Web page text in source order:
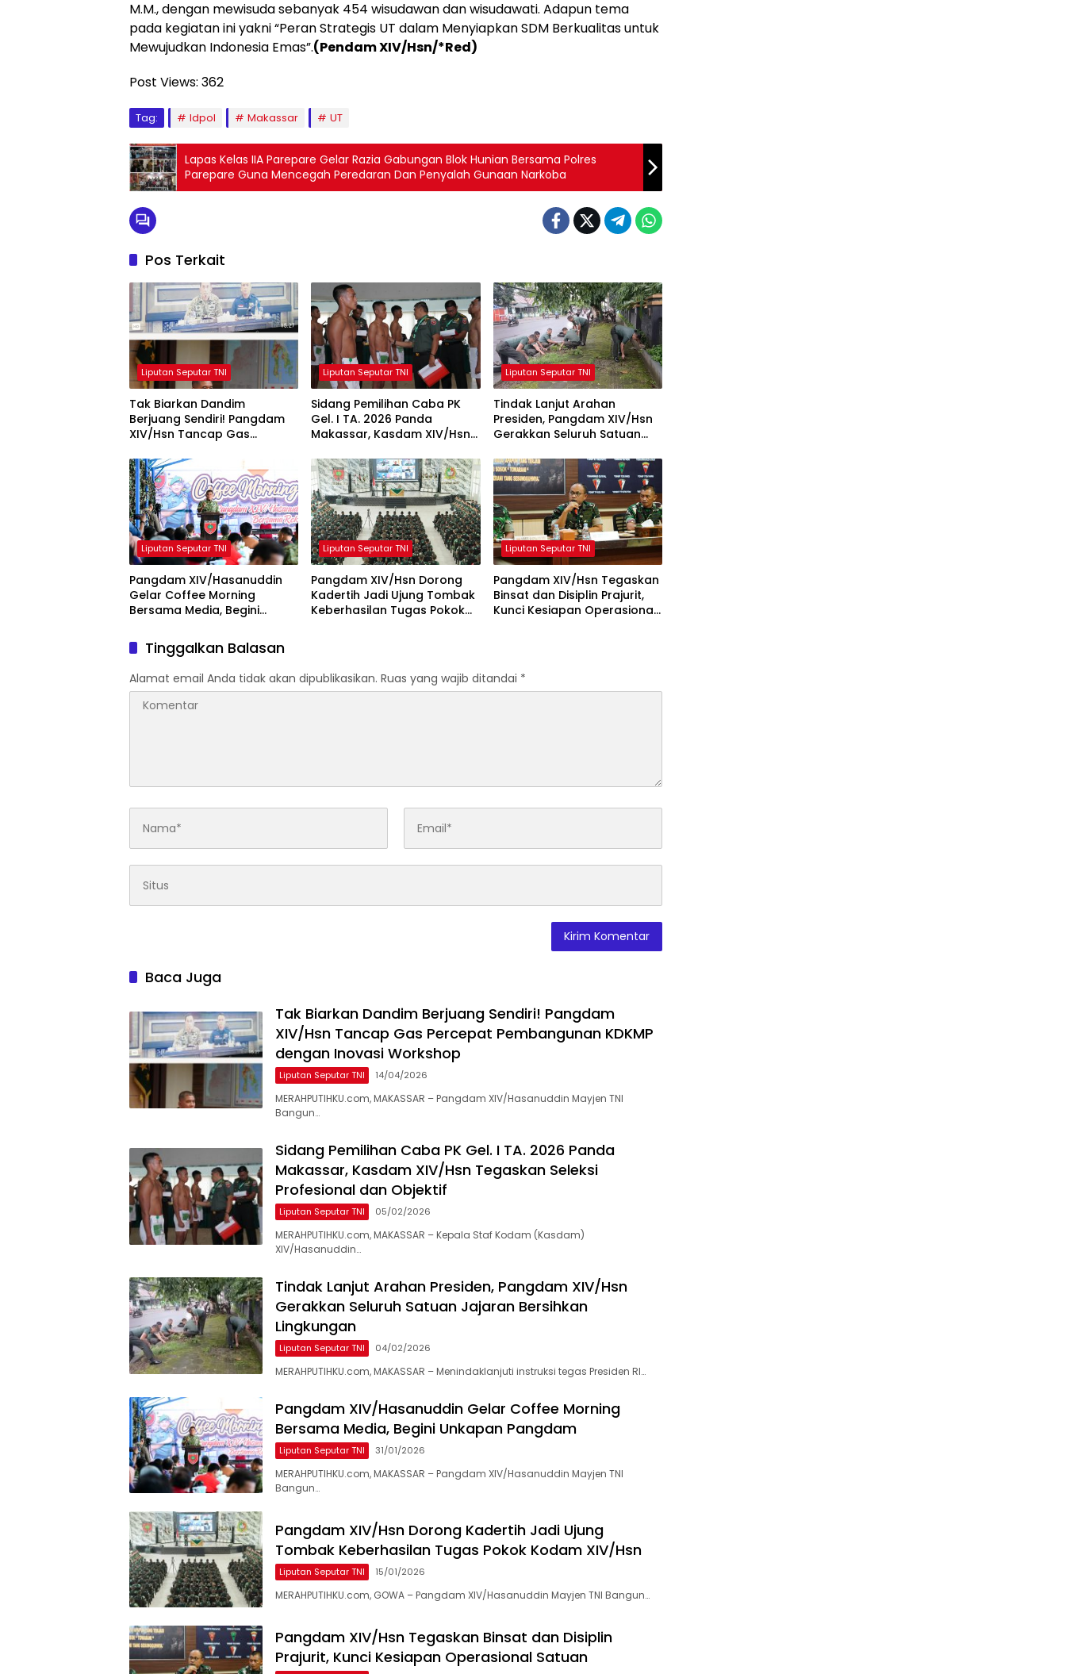
M.M., dengan mewisuda sebanyak 454 wisudawan dan wisudawati. Adapun tema
pada kegiatan ini yakni “Peran Strategis UT dalam Menyiapkan SDM Berkualitas untuk
Mewujudkan Indonesia Emas”.(Pendam XIV/Hsn/*Red)
Post Views: 362
Tag: Idpol Makassar UT
Lapas Kelas IIA Parepare Gelar Razia Gabungan Blok Hunian Bersama Polres
Parepare Guna Mencegah Peredaran Dan Penyalah Gunaan Narkoba
Pos Terkait
Liputan Seputar TNI
Tak Biarkan Dandim
Berjuang Sendiri! Pangdam
XIV/Hsn Tancap Gas
KDKMP dengan Inovasi
Workshop
Liputan Seputar TNI
Sidang Pemilihan Caba PK
Gel. I TA. 2026 Panda
Makassar, Kasdam XIV/Hsn
dan Objektif
Liputan Seputar TNI
Tindak Lanjut Arahan
Presiden, Pangdam XIV/Hsn
Gerakkan Seluruh Satuan
Lingkungan
Liputan Seputar TNI
Pangdam XIV/Hasanuddin
Gelar Coffee Morning
Bersama Media, Begini
Liputan Seputar TNI
Pangdam XIV/Hsn Dorong
Kadertih Jadi Ujung Tombak
Keberhasilan Tugas Pokok
Liputan Seputar TNI
Pangdam XIV/Hsn Tegaskan
Binsat dan Disiplin Prajurit,
Kunci Kesiapan Operasional
Tinggalkan Balasan
Alamat email Anda tidak akan dipublikasikan. Ruas yang wajib ditandai *
Baca Juga
Tak Biarkan Dandim Berjuang Sendiri! Pangdam
XIV/Hsn Tancap Gas Percepat Pembangunan KDKMP
dengan Inovasi Workshop
Liputan Seputar TNI 14/04/2026
MERAHPUTIHKU.com, MAKASSAR – Pangdam XIV/Hasanuddin Mayjen TNI
Bangun…
Sidang Pemilihan Caba PK Gel. I TA. 2026 Panda
Makassar, Kasdam XIV/Hsn Tegaskan Seleksi
Profesional dan Objektif
Liputan Seputar TNI 05/02/2026
MERAHPUTIHKU.com, MAKASSAR – Kepala Staf Kodam (Kasdam)
XIV/Hasanuddin…
Tindak Lanjut Arahan Presiden, Pangdam XIV/Hsn
Gerakkan Seluruh Satuan Jajaran Bersihkan
Lingkungan
Liputan Seputar TNI 04/02/2026
MERAHPUTIHKU.com, MAKASSAR – Menindaklanjuti instruksi tegas Presiden RI…
Pangdam XIV/Hasanuddin Gelar Coffee Morning
Bersama Media, Begini Unkapan Pangdam
Liputan Seputar TNI 31/01/2026
MERAHPUTIHKU.com, MAKASSAR – Pangdam XIV/Hasanuddin Mayjen TNI
Bangun…
Pangdam XIV/Hsn Dorong Kadertih Jadi Ujung
Tombak Keberhasilan Tugas Pokok Kodam XIV/Hsn
Liputan Seputar TNI 15/01/2026
MERAHPUTIHKU.com, GOWA – Pangdam XIV/Hasanuddin Mayjen TNI Bangun…
Pangdam XIV/Hsn Tegaskan Binsat dan Disiplin
Prajurit, Kunci Kesiapan Operasional Satuan